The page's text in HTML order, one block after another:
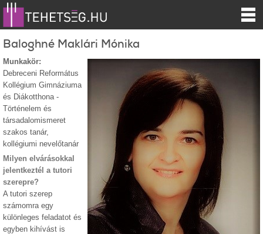
Baloghné Maklári Mónika
Munkakör:
Debreceni Református
Kollégium Gimnáziuma
és Diákotthona -
Történelem és
társadalomismeret
szakos tanár,
kollégiumi nevelőtanár
Milyen elvárásokkal
jelentkeztél a tutori
szerepre?
A tutori szerep
számomra egy
különleges feladatot és
egyben kihívást is